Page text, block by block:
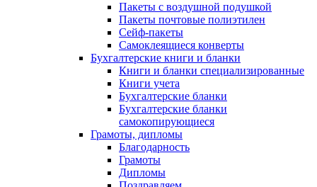
Пакеты с воздушной подушкой
Пакеты почтовые полиэтилен
Сейф-пакеты
Самоклеящиеся конверты
Бухгалтерские книги и бланки
Книги и бланки специализированные
Книги учета
Бухгалтерские бланки
Бухгалтерские бланки
самокопирующиеся
Грамоты, дипломы
Благодарность
Грамоты
Дипломы